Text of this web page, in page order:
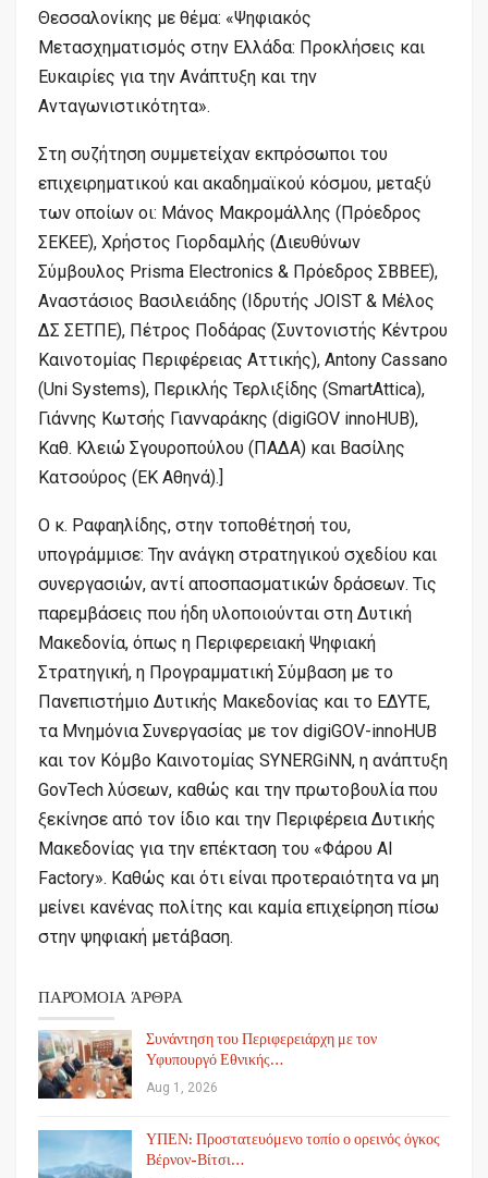
Θεσσαλονίκης με θέμα: «Ψηφιακός
Μετασχηματισμός στην Ελλάδα: Προκλήσεις και
Ευκαιρίες για την Ανάπτυξη και την
Ανταγωνιστικότητα».
Στη συζήτηση συμμετείχαν εκπρόσωποι του
επιχειρηματικού και ακαδημαϊκού κόσμου, μεταξύ
των οποίων οι: Μάνος Μακρομάλλης (Πρόεδρος
ΣΕΚΕΕ), Χρήστος Γιορδαμλής (Διευθύνων
Σύμβουλος Prisma Electronics & Πρόεδρος ΣΒΒΕΕ),
Αναστάσιος Βασιλειάδης (Ιδρυτής JOIST & Μέλος
ΔΣ ΣΕΤΠΕ), Πέτρος Ποδάρας (Συντονιστής Κέντρου
Καινοτομίας Περιφέρειας Αττικής), Antony Cassano
(Uni Systems), Περικλής Τερλιξίδης (SmartAttica),
Γιάννης Κωτσής Γιανναράκης (digiGOV innoHUB),
Καθ. Κλειώ Σγουροπούλου (ΠΑΔΑ) και Βασίλης
Κατσούρος (ΕΚ Αθηνά).]
Ο κ. Ραφαηλίδης, στην τοποθέτησή του,
υπογράμμισε: Την ανάγκη στρατηγικού σχεδίου και
συνεργασιών, αντί αποσπασματικών δράσεων. Τις
παρεμβάσεις που ήδη υλοποιούνται στη Δυτική
Μακεδονία, όπως η Περιφερειακή Ψηφιακή
Στρατηγική, η Προγραμματική Σύμβαση με το
Πανεπιστήμιο Δυτικής Μακεδονίας και το ΕΔΥΤΕ,
τα Μνημόνια Συνεργασίας με τον digiGOV-innoHUB
και τον Κόμβο Καινοτομίας SYNERGiNN, η ανάπτυξη
GovTech λύσεων, καθώς και την πρωτοβουλία που
ξεκίνησε από τον ίδιο και την Περιφέρεια Δυτικής
Μακεδονίας για την επέκταση του «Φάρου AI
Factory». Καθώς και ότι είναι προτεραιότητα να μη
μείνει κανένας πολίτης και καμία επιχείρηση πίσω
στην ψηφιακή μετάβαση.
ΠΑΡΌΜΟΙΑ ΆΡΘΡΑ
Συνάντηση του Περιφερειάρχη με τον
Υφυπουργό Εθνικής…
Aug 1, 2026
ΥΠΕΝ: Προστατευόμενο τοπίο ο ορεινός όγκος
Βέρνον-Βίτσι…